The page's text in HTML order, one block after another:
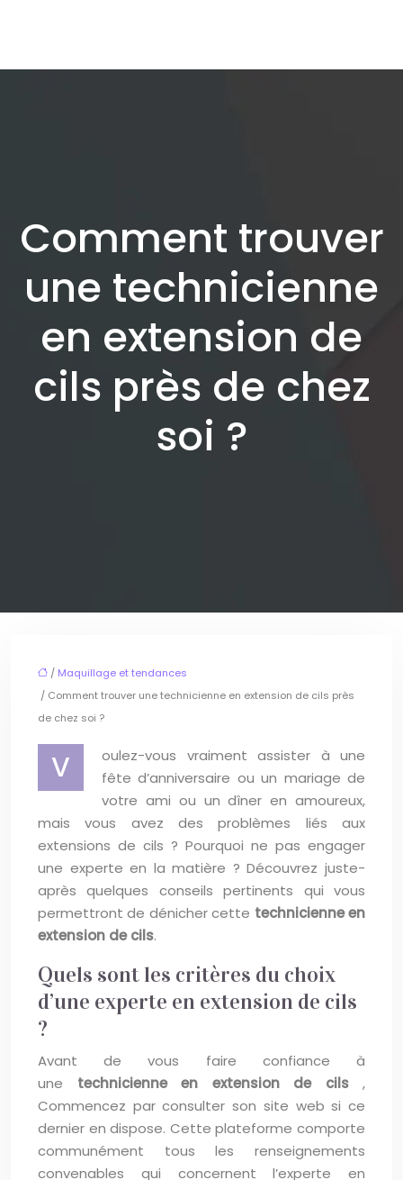
Comment trouver
une technicienne
en extension de
cils près de chez
soi ?
/ Maquillage et tendances
/ Comment trouver une technicienne en extension de cils près
de chez soi ?
V
oulez-vous vraiment assister à une
fête d’anniversaire ou un mariage de
votre ami ou un dîner en amoureux,
mais vous avez des problèmes liés aux
extensions de cils ? Pourquoi ne pas engager
une experte en la matière ? Découvrez juste-
après quelques conseils pertinents qui vous
permettront de dénicher cette technicienne en
extension de cils.
Quels sont les critères du choix
d’une experte en extension de cils
?
Avant de vous faire confiance à
une technicienne en extension de cils,
Commencez par consulter son site web si ce
dernier en dispose. Cette plateforme comporte
communément tous les renseignements
convenables qui concernent l’experte en